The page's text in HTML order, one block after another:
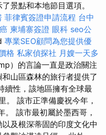
景點和本地節目選項。
菲律賓簽證申請流程 台中
柬埔寨簽證 眼科 seo公
專業SEO顧問為您提供優
格 私家偵探社 月嫂一天多
）的言論一直是政治關注
山區森林的旅行者提供了
續性，該地區擁有全球最
該市正準備慶祝今年，
該市最初屬於墨西哥，
及根深蒂固的印度文化中